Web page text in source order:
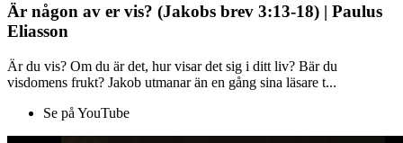
Är någon av er vis? (Jakobs brev 3:13-18) | Paulus
Eliasson
Är du vis? Om du är det, hur visar det sig i ditt liv? Bär du
visdomens frukt? Jakob utmanar än en gång sina läsare t...
Se på YouTube